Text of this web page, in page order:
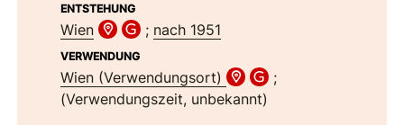
ENTSTEHUNG
Wien ; nach 1951
VERWENDUNG
Wien (Verwendungsort)
;
(Verwendungszeit, unbekannt)